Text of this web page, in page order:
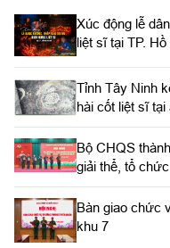
trưởng đoàn
Xúc động lễ
liệt sĩ tại TP.
Tỉnh Tây Ninh
hài cốt liệt sĩ
Bộ CHQS
giải thể, tổ
Bàn giao chức
khu 7